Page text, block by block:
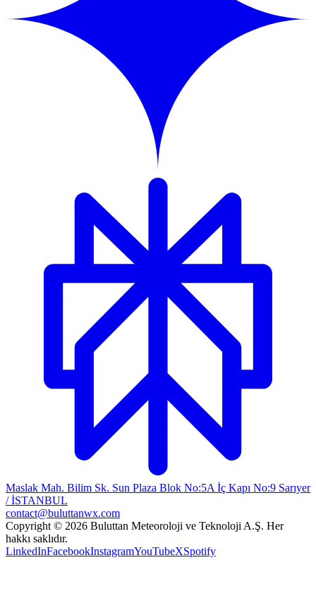
Maslak Mah. Bilim Sk. Sun Plaza Blok No:5A İç Kapı No:9 Sarıyer
/ İSTANBUL
contact@buluttanwx.com
Copyright © 2026 Buluttan Meteoroloji ve Teknoloji A.Ş. Her
hakkı saklıdır.
LinkedInFacebookInstagramYouTubeXSpotify